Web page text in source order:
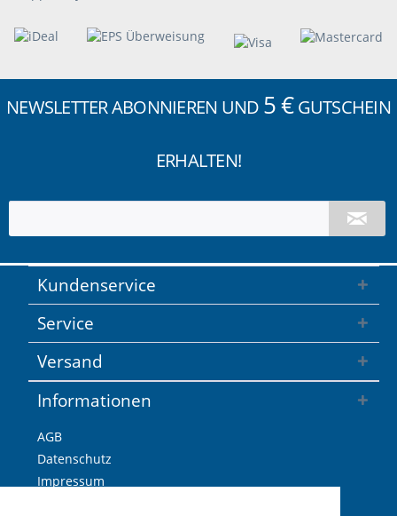
NEWSLETTER ABONNIEREN UND 5 €GUTSCHEIN
ERHALTEN!
Kundenservice
Service
Informationen
AGB
Datenschutz
Impressum
Versand